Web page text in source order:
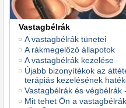
Vastagbélrák
A vastagbélrák tünetei
A rákmegelőző állapotok
A vastagbélrák kezelése
Újabb bizonyítékok az
terápiás kezelésének
Vastagbélrák és végbélrák
Mit tehet Ön a